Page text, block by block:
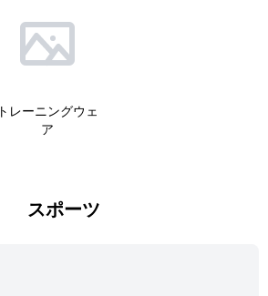
トレーニングウェ
ア
スポーツ